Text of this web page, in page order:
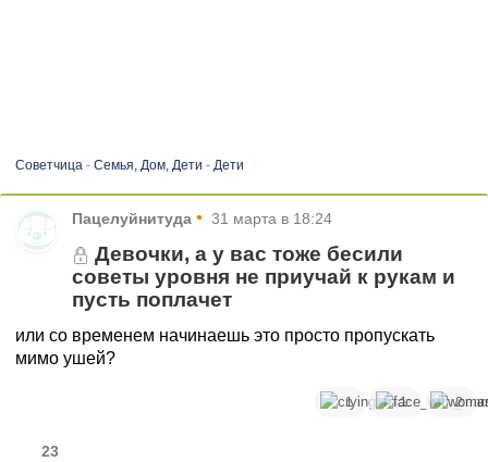
Советчица- Семья, Дом, Дети - Дети
Пацелуйнитуда • 31 марта в 18:24
Девочки, а у вас тоже бесили
советы уровня не приучай к рукам и
пусть поплачет
или со временем начинаешь это просто пропускать
мимо ушей?
1 1 2
23